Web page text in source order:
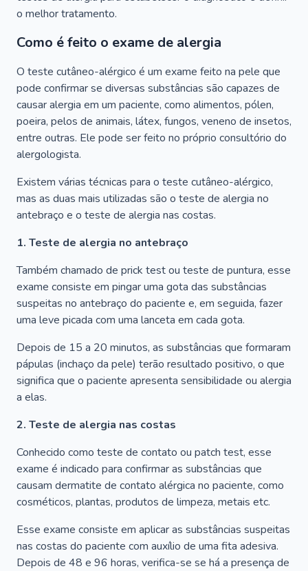
o melhor tratamento.
Como é feito o exame de alergia
O teste cutâneo-alérgico é um exame feito na pele que
pode confirmar se diversas substâncias são capazes de
causar alergia em um paciente, como alimentos, pólen,
poeira, pelos de animais, látex, fungos, veneno de insetos,
entre outras. Ele pode ser feito no próprio consultório do
alergologista.
Existem várias técnicas para o teste cutâneo-alérgico,
mas as duas mais utilizadas são o teste de alergia no
antebraço e o teste de alergia nas costas.
1. Teste de alergia no antebraço
Também chamado de prick test ou teste de puntura, esse
exame consiste em pingar uma gota das substâncias
suspeitas no antebraço do paciente e, em seguida, fazer
uma leve picada com uma lanceta em cada gota.
Depois de 15 a 20 minutos, as substâncias que formaram
pápulas (inchaço da pele) terão resultado positivo, o que
significa que o paciente apresenta sensibilidade ou alergia
a elas.
2. Teste de alergia nas costas
Conhecido como teste de contato ou patch test, esse
exame é indicado para confirmar as substâncias que
causam dermatite de contato alérgica no paciente, como
cosméticos, plantas, produtos de limpeza, metais etc.
Esse exame consiste em aplicar as substâncias suspeitas
nas costas do paciente com auxílio de uma fita adesiva.
Depois de 48 e 96 horas, verifica-se se há a presença de